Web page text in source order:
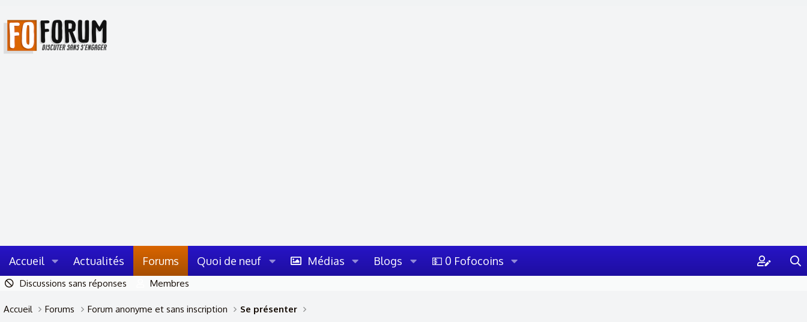
Accueil Actualités Forums Quoi de neuf Médias Blogs 💵 0 Fofocoins
Discussions sans réponses Membres
Accueil Forums Forum anonyme et sans inscription Se présenter